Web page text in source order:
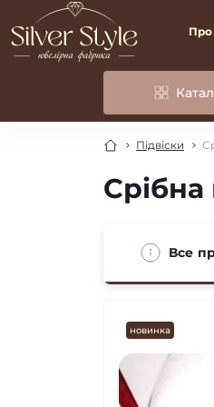
Про
Підвіски
Все
новинка